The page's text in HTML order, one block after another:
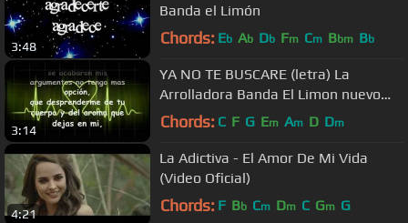
3:48
Banda el Limón
Chords: Eb Ab Db Fm Cm Bbm Bb
3:14
YA NO TE BUSCARE (letra) La
Arrolladora Banda El Limon nuevo
2010
Chords: C F G Em Am D Dm
4:21
La Adictiva - El Amor De Mi Vida
(Video Oficial)
Chords: F Bb Cm Dm C Gm G